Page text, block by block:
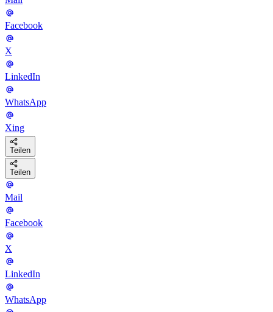
Facebook
X
LinkedIn
WhatsApp
Xing
Teilen
Teilen
Mail
Facebook
X
LinkedIn
WhatsApp